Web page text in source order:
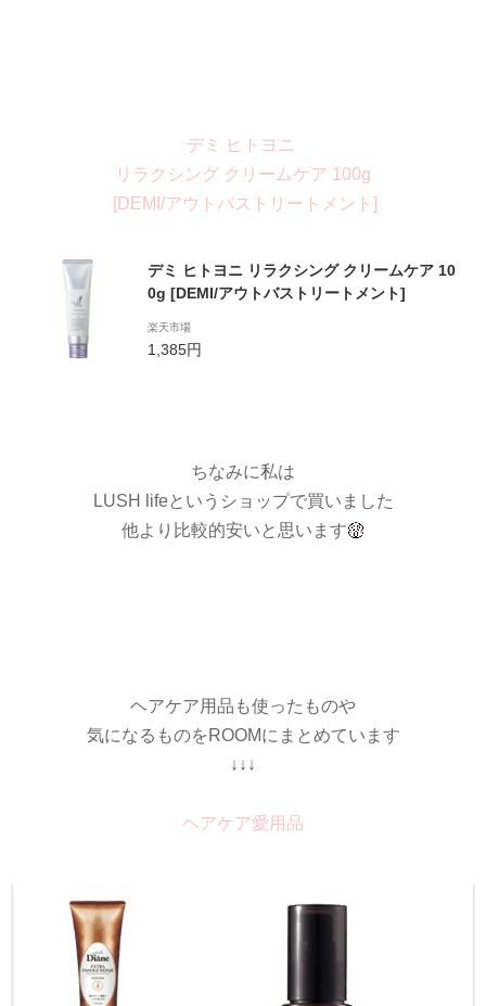
デミ ヒトヨニ
リラクシング クリームケア 100g
[DEMI/アウトバストリートメント]
デミ ヒトヨニ リラクシング クリームケア 10
0g [DEMI/アウトバストリートメント]
楽天市場
1,385円
ちなみに私は
LUSH lifeというショップで買いました
他より比較的安いと思います
ヘアケア用品も使ったものや
気になるものをROOMにまとめています
↓↓↓
ヘアケア愛用品